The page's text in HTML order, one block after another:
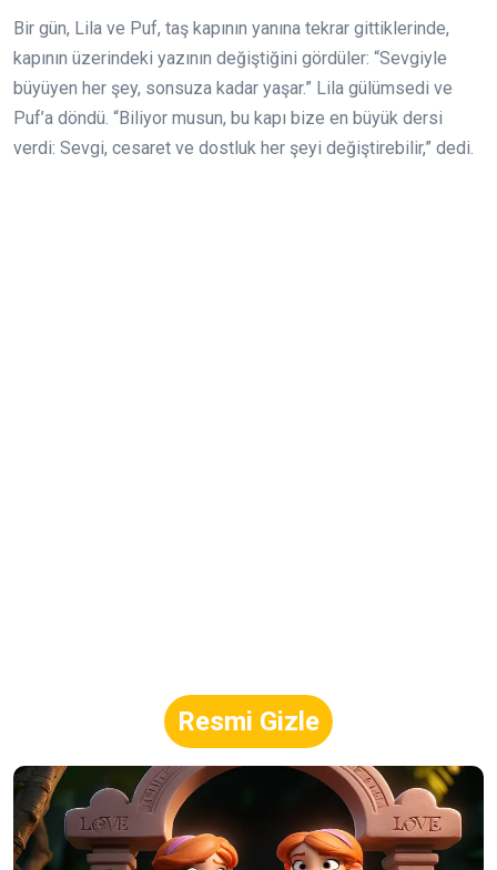
Bir gün, Lila ve Puf, taş kapının yanına tekrar gittiklerinde,
kapının üzerindeki yazının değiştiğini gördüler: “Sevgiyle
büyüyen her şey, sonsuza kadar yaşar.” Lila gülümsedi ve
Puf’a döndü. “Biliyor musun, bu kapı bize en büyük dersi
verdi: Sevgi, cesaret ve dostluk her şeyi değiştirebilir,” dedi.
Resmi Gizle